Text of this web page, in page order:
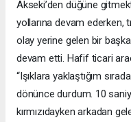
Akseki’den düğüne
yollarına devam ederken,
olay yerine gelen bir
devam etti. Hafif ticari
“Işıklara yaklaştığım
dönünce durdum. 10
kırmızıdayken arkadan